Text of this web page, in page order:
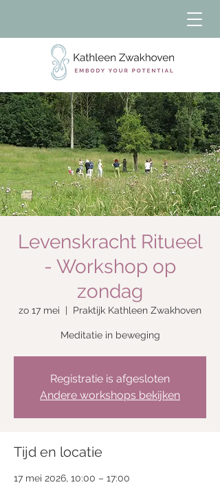
Levenskracht Ritueel
- Workshop op
zondag
zo 17 mei
  |
Praktijk Kathleen Zwakhoven
Meditatie in beweging
Registratie is afgesloten
Andere workshops bekijken
Tijd en locatie
17 mei 2026, 10:00 – 17:00